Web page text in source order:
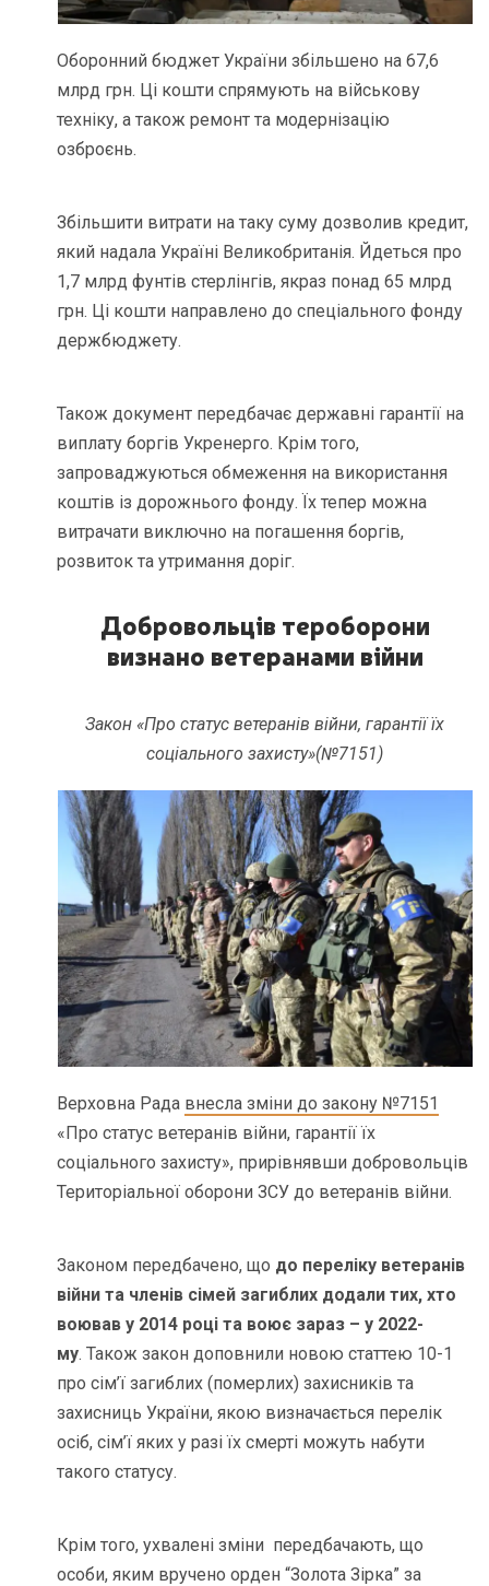
Оборонний бюджет України збільшено на 67,6
млрд грн. Ці кошти спрямують на військову
техніку, а також ремонт та модернізацію
озброєнь.
Збільшити витрати на таку суму дозволив кредит,
який надала Україні Великобританія. Йдеться про
1,7 млрд фунтів стерлінгів, якраз понад 65 млрд
грн. Ці кошти направлено до спеціального фонду
держбюджету.
Також документ передбачає державні гарантії на
виплату боргів Укренерго. Крім того,
запроваджуються обмеження на використання
коштів із дорожнього фонду. Їх тепер можна
витрачати виключно на погашення боргів,
розвиток та утримання доріг.
Добровольців тероборони
визнано ветеранами війни
Закон «Про статус ветеранів війни, гарантії їх
соціального захисту»(№7151)
Верховна Рада внесла зміни до закону №7151
«Про статус ветеранів війни, гарантії їх
соціального захисту», прирівнявши добровольців
Територіальної оборони ЗСУ до ветеранів війни.
Законом передбачено, що до переліку ветеранів
війни та членів сімей загиблих додали тих, хто
воював у 2014 році та воює зараз – у 2022-
му. Також закон доповнили новою статтею 10-1
про сім’ї загиблих (померлих) захисників та
захисниць України, якою визначається перелік
осіб, сім’ї яких у разі їх смерті можуть набути
такого статусу.
Крім того, ухвалені зміни передбачають, що
особи, яким вручено орден “Золота Зірка” за